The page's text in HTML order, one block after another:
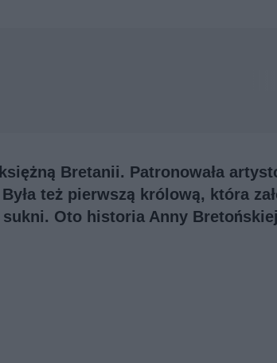
Bretanii. Patronowała
też pierwszą królową, która
sukni. Oto historia Anny